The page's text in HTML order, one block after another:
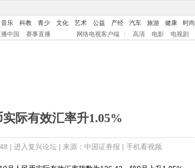
音乐 科教 青少 文化 艺术 公益 产经 汽车 旅游 健康 时尚
中国 赛事直播 网络电视客户端 高清 电影 电视剧
实际有效汇率升1.05%
| 进入复兴论坛| 来源：中国证券报 | 手机看视频